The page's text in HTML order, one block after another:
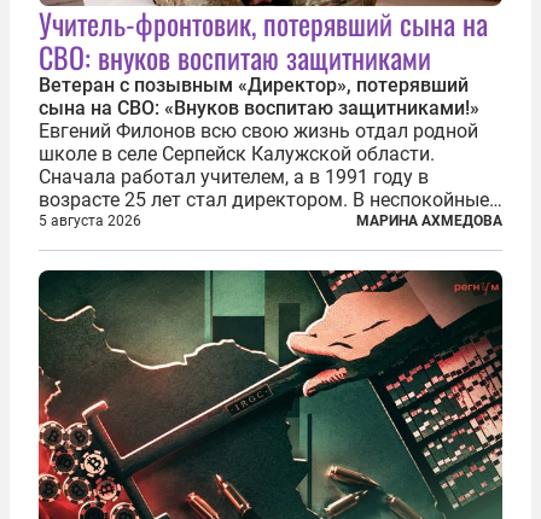
Учитель-фронтовик, потерявший сына на
СВО: внуков воспитаю защитниками
Ветеран с позывным «Директор», потерявший
сына на СВО: «Внуков воспитаю защитниками!»
Евгений Филонов всю свою жизнь отдал родной
школе в селе Серпейск Калужской области.
Сначала работал учителем, а в 1991 году в
возрасте 25 лет стал директором. В неспокойные
90-е он сумел спасти школу от закрытия и со
временем сделал ее лучшей в районе. В 2023 году
в возрасте 57 лет вслед за сыном...
5 августа 2026 МАРИНА АХМЕДОВА